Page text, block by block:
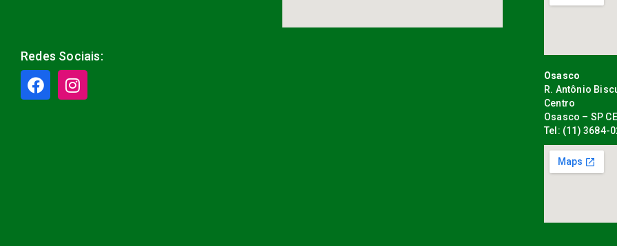
Redes Sociais:
Osasco
R. Antônio
Centro
Osasco – SP
Tel: (11) 3684-